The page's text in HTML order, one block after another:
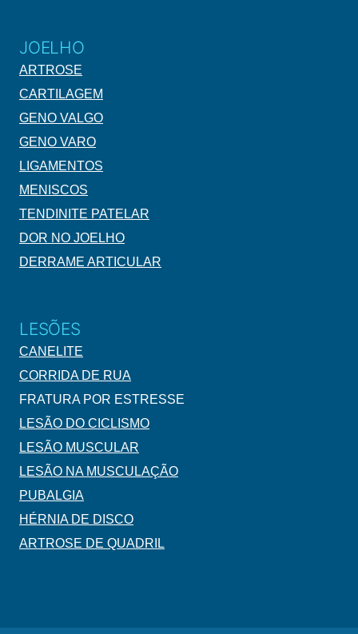
JOELHO
ARTROSE
CARTILAGEM
GENO VALGO
GENO VARO
LIGAMENTOS
MENISCOS
TENDINITE PATELAR
DOR NO JOELHO
DERRAME ARTICULAR
LESÕES
CANELITE
CORRIDA DE RUA
FRATURA POR ESTRESSE
LESÃO DO CICLISMO
LESÃO MUSCULAR
LESÃO NA MUSCULAÇÃO
PUBALGIA
HÉRNIA DE DISCO
ARTROSE DE QUADRIL